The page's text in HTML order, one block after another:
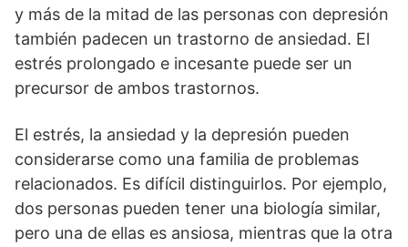
y más de la mitad de las personas con depresión
también padecen un trastorno de ansiedad. El
estrés prolongado e incesante puede ser un
precursor de ambos trastornos.
El estrés, la ansiedad y la depresión pueden
considerarse como una familia de problemas
relacionados. Es difícil distinguirlos. Por ejemplo,
dos personas pueden tener una biología similar,
pero una de ellas es ansiosa, mientras que la otra